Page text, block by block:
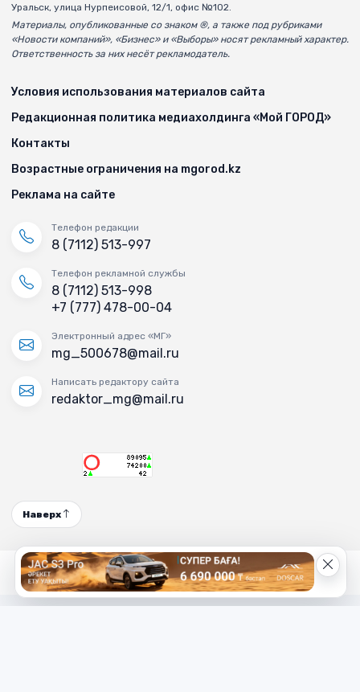
Уральск, улица Нурпеисовой, 12/1, офис №102.
Материалы, опубликованные со знаком ®, а также под рубриками
«Новости компаний», «Бизнес» и «Выборы» носят рекламный характер.
Ответственность за них несёт рекламодатель.
Условия использования материалов сайта
Редакционная политика медиахолдинга «Мой ГОРОД»
Контакты
Возрастные ограничения на mgorod.kz
Реклама на сайте
Телефон редакции
8 (7112) 513-997
Телефон рекламной службы
8 (7112) 513-998
+7 (777) 478-00-04
Электронный адрес «МГ»
mg_500678@mail.ru
Написать редактору сайта
redaktor_mg@mail.ru
Наверх